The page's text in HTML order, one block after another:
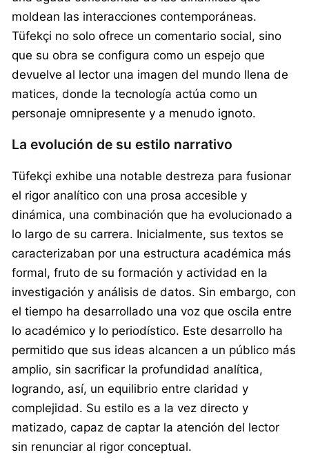
moldean las interacciones contemporáneas.
Tüfekçi no solo ofrece un comentario social, sino
que su obra se configura como un espejo que
devuelve al lector una imagen del mundo llena de
matices, donde la tecnología actúa como un
personaje omnipresente y a menudo ignoto.
La evolución de su estilo narrativo
Tüfekçi exhibe una notable destreza para fusionar
el rigor analítico con una prosa accesible y
dinámica, una combinación que ha evolucionado a
lo largo de su carrera. Inicialmente, sus textos se
caracterizaban por una estructura académica más
formal, fruto de su formación y actividad en la
investigación y análisis de datos. Sin embargo, con
el tiempo ha desarrollado una voz que oscila entre
lo académico y lo periodístico. Este desarrollo ha
permitido que sus ideas alcancen a un público más
amplio, sin sacrificar la profundidad analítica,
logrando, así, un equilibrio entre claridad y
complejidad. Su estilo es a la vez directo y
matizado, capaz de captar la atención del lector
sin renunciar al rigor conceptual.